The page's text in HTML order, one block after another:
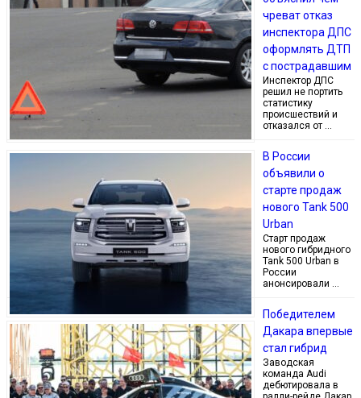
чреват отказ
инспектора ДПС
оформлять ДТП
с пострадавшим
Инспектор ДПС
решил не портить
статистику
происшествий и
отказался от …
В России
объявили о
старте продаж
нового Tank 500
Urban
Старт продаж
нового гибридного
Tank 500 Urban в
России
анонсировали …
Победителем
Дакара впервые
стал гибрид
Заводская
команда Audi
дебютировала в